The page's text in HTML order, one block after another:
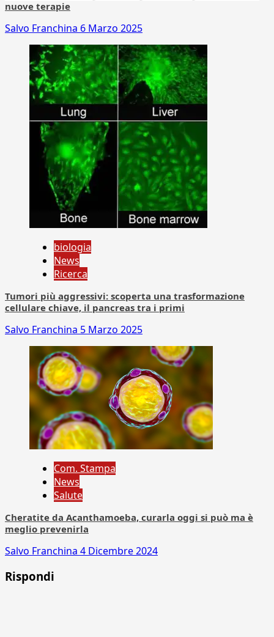
nuove terapie
Salvo Franchina 6 Marzo 2025
biologia
News
Ricerca
Tumori più aggressivi: scoperta una trasformazione
cellulare chiave, il pancreas tra i primi
Salvo Franchina 5 Marzo 2025
Com. Stampa
News
Salute
Cheratite da Acanthamoeba, curarla oggi si può ma è
meglio prevenirla
Salvo Franchina 4 Dicembre 2024
Rispondi